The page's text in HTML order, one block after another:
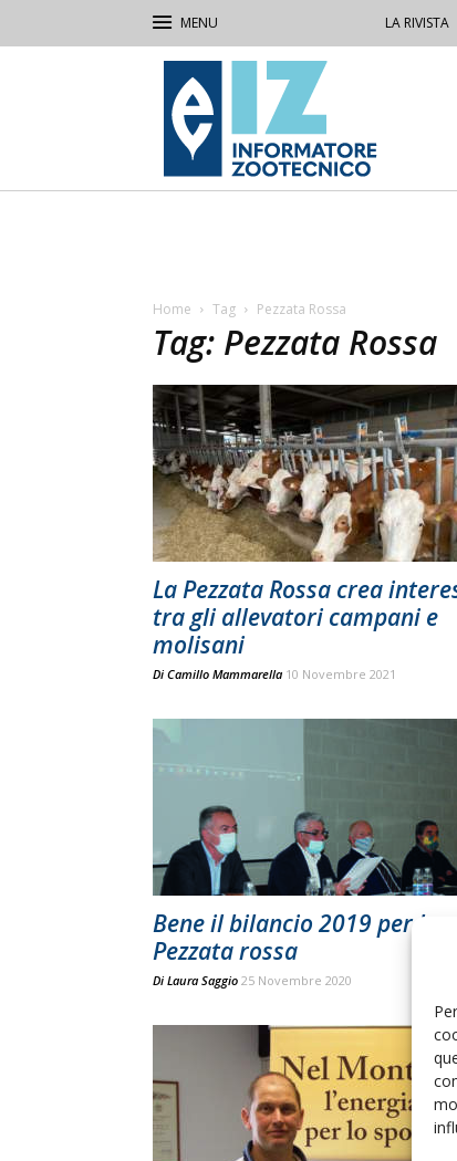
LA RIVISTA
IZ
Informatore
Zootecnico
Home Tag Pezzata Rossa
Tag: Pezzata Rossa
La Pezzata Rossa crea
tra gli allevatori campani e
molisani
Di Camillo Mammarella 10 Novembre 2021
Bene il bilancio 2019 per la
Pezzata rossa
Di Laura Saggio 25 Novembre 2020